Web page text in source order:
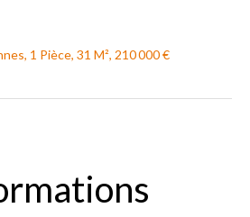
1 Pièce, 31 M², 210 000 €